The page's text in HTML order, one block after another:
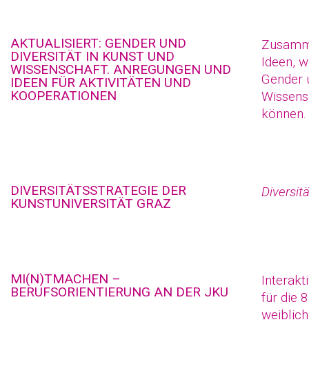
AKTUALISIERT: GENDER UND
DIVERSITÄT IN KUNST UND
WISSENSCHAFT. ANREGUNGEN UND
IDEEN FÜR AKTIVITÄTEN UND
KOOPERATIONEN
Ideen,
Gender
können.
DIVERSITÄTSSTRATEGIE DER
KUNSTUNIVERSITÄT GRAZ
MI(N)TMACHEN –
BERUFSORIENTIERUNG AN DER JKU
für die